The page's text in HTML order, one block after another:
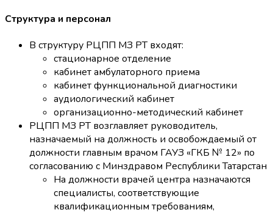
Структура и персонал
В структуру РЦПП МЗ РТ входят:
стационарное отделение
кабинет амбулаторного приема
кабинет функциональной диагностики
аудиологический кабинет
организационно-методический кабинет
РЦПП МЗ РТ возглавляет руководитель,
назначаемый на должность и освобождаемый от
должности главным врачом ГАУЗ «ГКБ № 12» по
согласованию с Минздравом Республики Татарстан
На должности врачей центра назначаются
специалисты, соответствующие
квалификационным требованиям,